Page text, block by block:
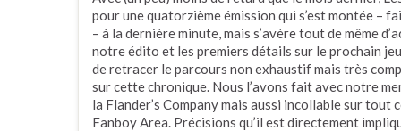
pour une quatorzième émission qui s’est montée –
– à la dernière minute, mais s’avère tout de même
notre édito et les premiers détails sur le prochain
de retracer le parcours non exhaustif mais très
sur cette chronique. Nous l’avons fait avec notre
la Flander’s Company mais aussi incollable sur
Fanboy Area. Précisions qu’il est directement